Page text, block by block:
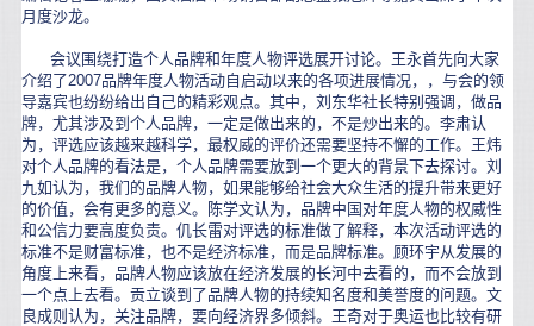
月度沙龙。
会议围绕打造个人品牌和年度人物评选展开讨论。王永首先向大家
介绍了2007品牌年度人物活动自启动以来的各项进展情况，，与会的领
导嘉宾也纷纷给出自己的精彩观点。其中，刘东华社长特别强调，做品
牌，尤其涉及到个人品牌，一定是做出来的，不是炒出来的。李肃认
为，评选应该越来越科学，最权威的评价还需要坚持不懈的工作。王炜
对个人品牌的看法是，个人品牌需要放到一个更大的背景下去探讨。刘
九如认为，我们的品牌人物，如果能够给社会大众生活的提升带来更好
的价值，会有更多的意义。陈学文认为，品牌中国对年度人物的权威性
和公信力要高度负责。仉长雷对评选的标准做了解释，本次活动评选的
标准不是财富标准，也不是经济标准，而是品牌标准。顾环宇从发展的
角度上来看，品牌人物应该放在经济发展的长河中去看的，而不会放到
一个点上去看。贡立谈到了品牌人物的持续知名度和美誉度的问题。文
良成则认为，关注品牌，要向经济界多倾斜。王奇对于奥运也比较有研